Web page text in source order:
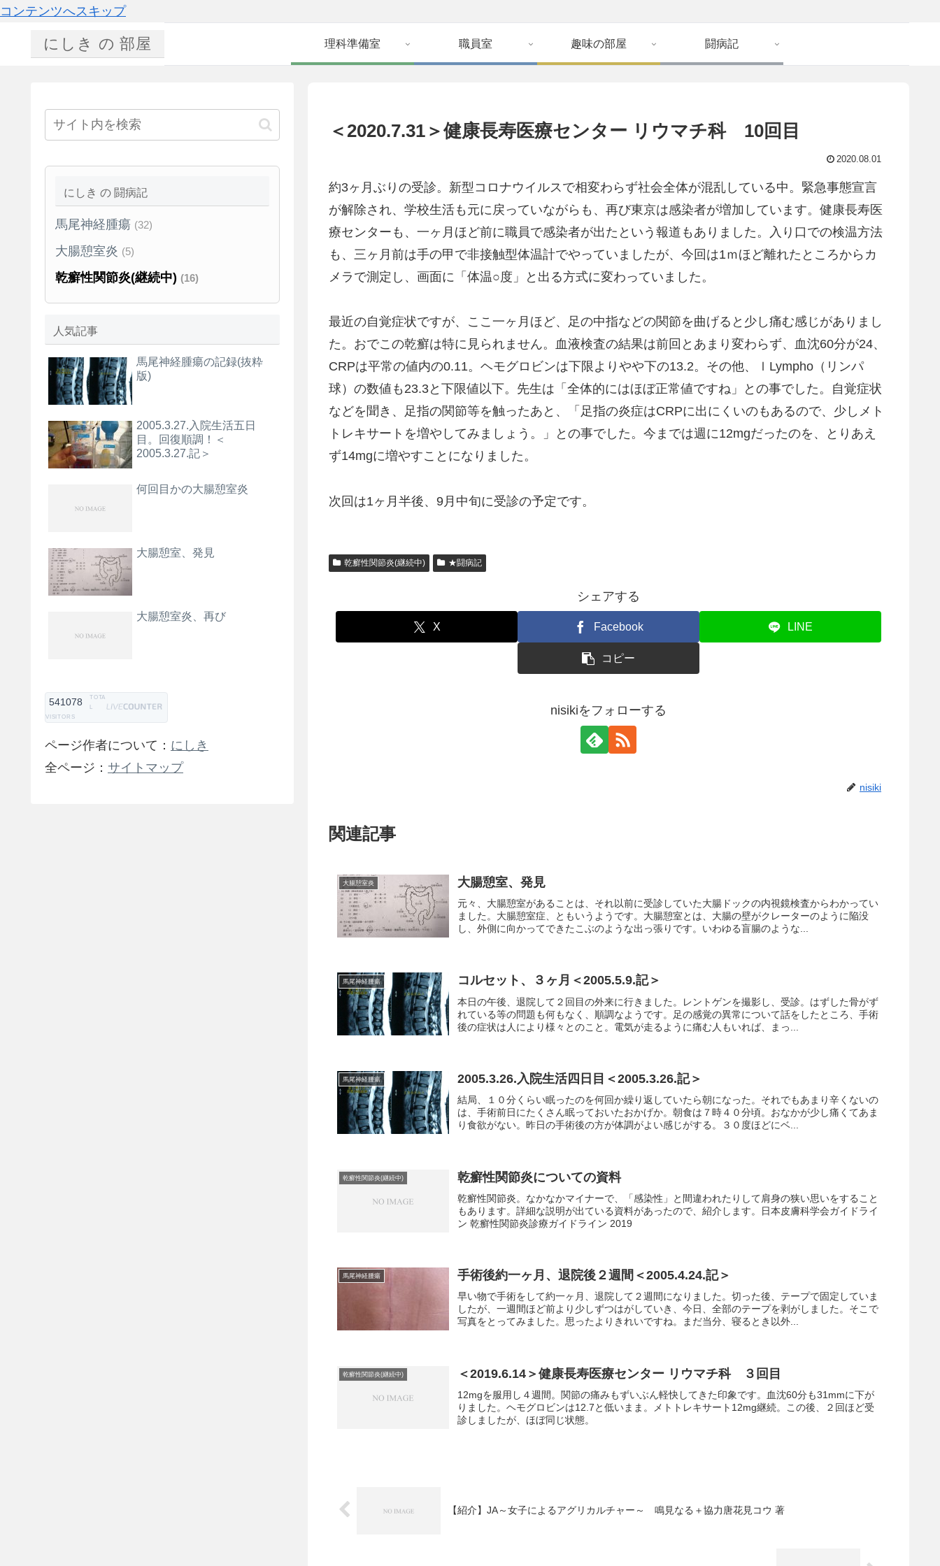
コンテンツへスキップ
にしき の 部屋 理科準備室 職員室 趣味の部屋 闘病記
＜2020.7.31＞健康長寿医療センター リウマチ科 10回目
2020.08.01
約3ヶ月ぶりの受診。新型コロナウイルスで相変わらず社会全体が混乱している中。緊急事態宣言
が解除され、学校生活も元に戻っていながらも、再び東京は感染者が増加しています。健康長寿医
療センターも、一ヶ月ほど前に職員で感染者が出たという報道もありました。入り口での検温方法
も、三ヶ月前は手の甲で非接触型体温計でやっていましたが、今回は1ｍほど離れたところからカ
メラで測定し、画面に「体温○度」と出る方式に変わっていました。
最近の自覚症状ですが、ここ一ヶ月ほど、足の中指などの関節を曲げると少し痛む感じがありまし
た。おでこの乾癬は特に見られません。血液検査の結果は前回とあまり変わらず、血沈60分が24、
CRPは平常の値内の0.11。ヘモグロビンは下限よりやや下の13.2。その他、ｌLympho（リンパ
球）の数値も23.3と下限値以下。先生は「全体的にはほぼ正常値ですね」との事でした。自覚症状
などを聞き、足指の関節等を触ったあと、「足指の炎症はCRPに出にくいのもあるので、少しメト
トレキサートを増やしてみましょう。」との事でした。今までは週に12mgだったのを、とりあえ
ず14mgに増やすことになりました。
次回は1ヶ月半後、9月中旬に受診の予定です。
乾癬性関節炎(継続中) ★闘病記
シェアする
X Facebook LINE
コピー
nisikiをフォローする
nisiki
関連記事
大腸憩室炎 大腸憩室、発見
元々、大腸憩室があることは、それ以前に受診していた大腸ドックの内視鏡検査からわかってい
ました。大腸憩室症、ともいうようです。大腸憩室とは、大腸の壁がクレーターのように陥没
し、外側に向かってできたこぶのような出っ張りです。いわゆる盲腸のような...
馬尾神経腫瘍 コルセット、３ヶ月＜2005.5.9.記＞
本日の午後、退院して２回目の外来に行きました。レントゲンを撮影し、受診。はずした骨がず
れている等の問題も何もなく、順調なようです。足の感覚の異常について話をしたところ、手術
後の症状は人により様々とのこと。電気が走るように痛む人もいれば、まっ...
馬尾神経腫瘍 2005.3.26.入院生活四日目＜2005.3.26.記＞
結局、１０分くらい眠ったのを何回か繰り返していたら朝になった。それでもあまり辛くないの
は、手術前日にたくさん眠っておいたおかげか。朝食は７時４０分頃。おなかが少し痛くてあま
り食欲がない。昨日の手術後の方が体調がよい感じがする。３０度ほどにベ...
乾癬性関節炎(継続中) 乾癬性関節炎についての資料
乾癬性関節炎。なかなかマイナーで、「感染性」と間違われたりして肩身の狭い思いをすること
もあります。詳細な説明が出ている資料があったので、紹介します。日本皮膚科学会ガイドライ
ン 乾癬性関節炎診療ガイドライン 2019
馬尾神経腫瘍 手術後約一ヶ月、退院後２週間＜2005.4.24.記＞
早い物で手術をして約一ヶ月、退院して２週間になりました。切った後、テープで固定していま
したが、一週間ほど前より少しずつはがしていき、今日、全部のテープを剥がしました。そこで
写真をとってみました。思ったよりきれいですね。まだ当分、寝るとき以外...
乾癬性関節炎(継続中) ＜2019.6.14＞健康長寿医療センター リウマチ科 ３回目
12mgを服用し４週間。関節の痛みもずいぶん軽快してきた印象です。血沈60分も31mmに下が
りました。ヘモグロビンは12.7と低いまま。メトトレキサート12mg継続。この後、２回ほど受
診しましたが、ほぼ同じ状態。
【紹介】JA～女子によるアグリカルチャー～ 鳴見なる＋協力唐花見コウ 著
にしき の 闘病記
馬尾神経腫瘍 (32)
大腸憩室炎 (5)
乾癬性関節炎(継続中) (16)
人気記事
馬尾神経腫瘍の記録(抜粋
版)
2005.3.27.入院生活五日
目。回復順調！＜
2005.3.27.記＞
何回目かの大腸憩室炎
大腸憩室、発見
大腸憩室炎、再び
541078
TOTA
L
VISITORS
ページ作者について： にしき
全ページ： サイトマップ